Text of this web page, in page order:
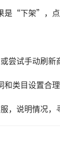
是“下架”，
尝试手动刷新
类目设置合理
，说明情况，